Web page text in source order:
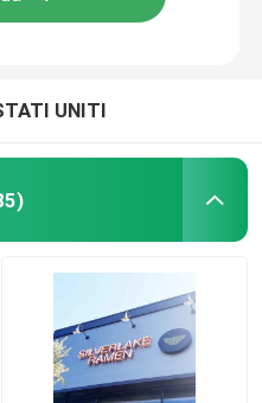
foranea
UNITI